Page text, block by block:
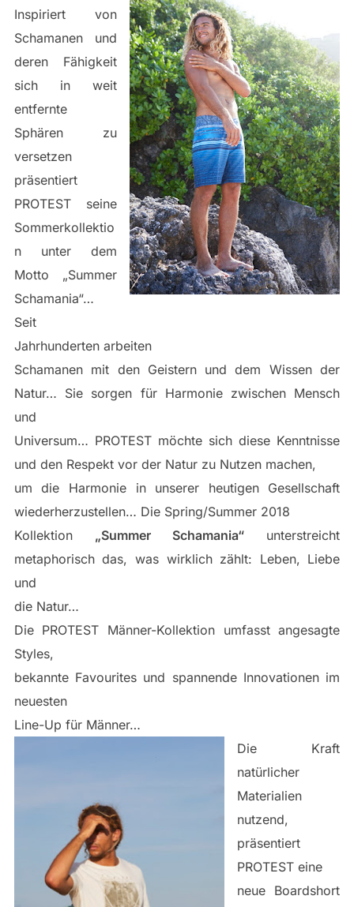
Inspiriert von
Schamanen und
deren Fähigkeit
sich in weit
entfernte
Sphären zu
versetzen
präsentiert
PROTEST seine
Sommerkollektio
n unter dem
Motto „Summer
Schamania“…
Seit
Jahrhunderten arbeiten
Schamanen mit den Geistern und dem Wissen der
Natur… Sie sorgen für Harmonie zwischen Mensch
und
Universum… PROTEST möchte sich diese Kenntnisse
und den Respekt vor der Natur zu Nutzen machen,
um die Harmonie in unserer heutigen Gesellschaft
wiederherzustellen… Die Spring/Summer 2018
Kollektion „Summer Schamania“ unterstreicht
metaphorisch das, was wirklich zählt: Leben, Liebe
und
die Natur…
Die PROTEST Männer-Kollektion umfasst angesagte
Styles,
bekannte Favourites und spannende Innovationen im
neuesten
Line-Up für Männer…
Die Kraft
natürlicher
Materialien
nutzend,
präsentiert
PROTEST eine
neue Boardshort